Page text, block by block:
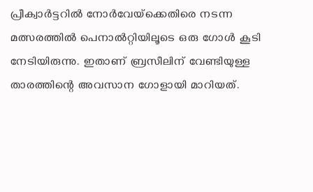
പ്രീക്വാര്‍ട്ടറില്‍ നോര്‍വേയ്‌ക്കെതിരെ നടന്ന
മത്സരത്തില്‍ പെനാല്‍റ്റിയിലൂടെ ഒരു ഗോള്‍ കൂടി
നേടിയിരുന്നു. ഇതാണ് ബ്രസീലിന് വേണ്ടിയുള്ള
താരത്തിന്റെ അവസാന ഗോളായി മാറിയത്.